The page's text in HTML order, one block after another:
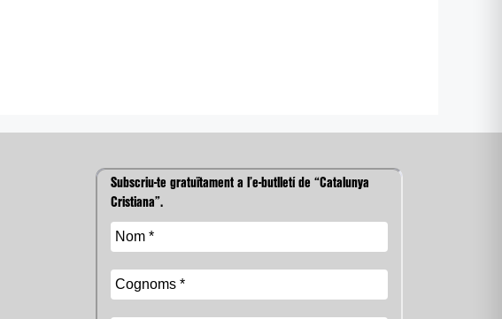
Subscriu-te gratuïtament a l’e-butlletí de “Catalunya
Cristiana”.